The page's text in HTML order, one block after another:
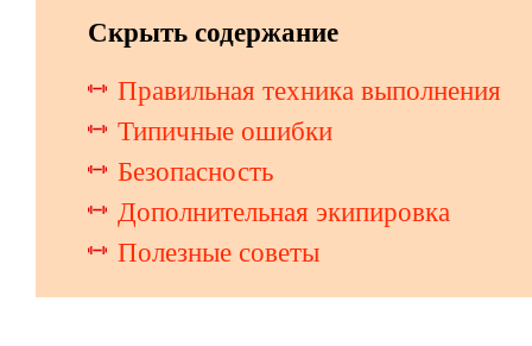
Скрыть содержание
Правильная техника выполнения
Типичные ошибки
Безопасность
Дополнительная экипировка
Полезные советы